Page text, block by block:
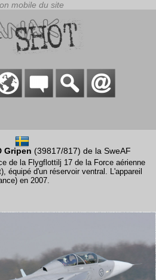
Gripen (39817/817) de la SweAF
de la Flygflottilj 17 de la Force aérienne
équipé d'un réservoir ventral. L'appareil
en 2007.